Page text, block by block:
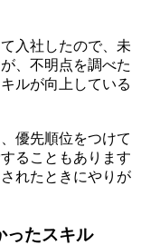
入社したので、未
、不明点を調べた
ルが向上している
優先順位をつけて
ることもあります
れたときにやりが
ったスキル